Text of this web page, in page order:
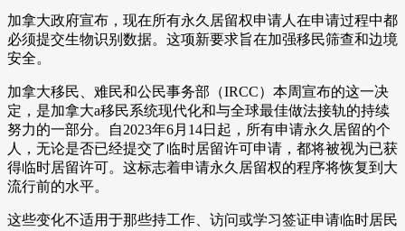
加拿大政府宣布，现在所有永久居留权申请人在申请过程中都
必须提交生物识别数据。这项新要求旨在加强移民筛查和边境
安全。
加拿大移民、难民和公民事务部（IRCC）本周宣布的这一决
定，是加拿大a移民系统现代化和与全球最佳做法接轨的持续
努力的一部分。自2023年6月14日起，所有申请永久居留的个
人，无论是否已经提交了临时居留许可申请，都将被视为已获
得临时居留许可。这标志着申请永久居留权的程序将恢复到大
流行前的水平。
这些变化不适用于那些持工作、访问或学习签证申请临时居民